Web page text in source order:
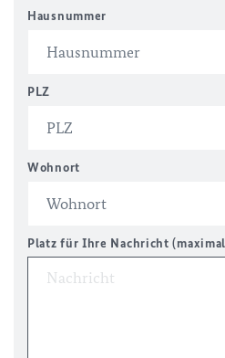
Hausnummer
PLZ
Wohnort
Platz für Ihre Nachricht